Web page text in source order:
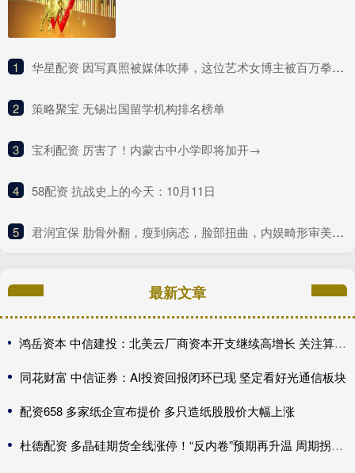
1 ​华星配资 因写真照被媒体吹捧，这位艺术女博主被百万拳迷称为UFC传奇？
2 ​策略聚宝 无锡出国留学机构排名榜单
3 ​宝利配资 厉害了！内蒙古中小学即将加开→
4 ​58配资 抗战史上的今天：10月11日
5 ​君润宜保 肋骨外翻，瘦到病态，脸部扭曲，内娱畸形审美什么时候是个头
最新文章
鸿岳资本 中信建投：北美云厂商资本开支继续高增长 关注算力超跌与高股息标的
同花财富 中信证券：AI投资回报闭环已现 坚定看好光通信板块
配资658 多家纸企宣布提价 多只造纸股股价大幅上涨
杜德配资 多晶硅期货全线涨停！“反内卷”预期再升温 周期拐点来了？